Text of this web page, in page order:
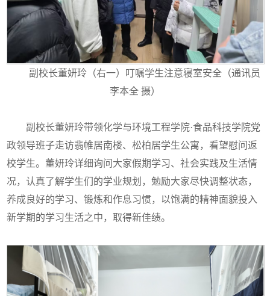
副校长董妍玲（右一）叮嘱学生注意寝室安全（通讯员
李本全 摄）
副校长董妍玲带领化学与环境工程学院·食品科技学院党
政领导班子走访翡帷居南楼、松柏居学生公寓，看望慰问返
校学生。董妍玲详细询问大家假期学习、社会实践及生活情
况，认真了解学生们的学业规划，勉励大家尽快调整状态，
养成良好的学习、锻炼和作息习惯，以饱满的精神面貌投入
新学期的学习生活之中，取得新佳绩。